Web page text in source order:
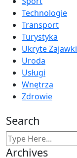
Technologie
Transport
Turystyka
Ukryte Zajawki
Uroda
Usługi
Wnętrza
Zdrowie
Search
Archives